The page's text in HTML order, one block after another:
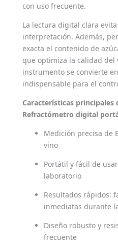
con uso frecuente.
La lectura digital clara
interpretación. Además,
exacta el contenido de
que optimiza la calidad del
instrumento se convierte
indispensable para el
Características principales
Refractómetro digital
Medición precisa de
vino
Portátil y fácil de
laboratorio
Resultados rápidos:
inmediatas durante
Diseño robusto y
frecuente